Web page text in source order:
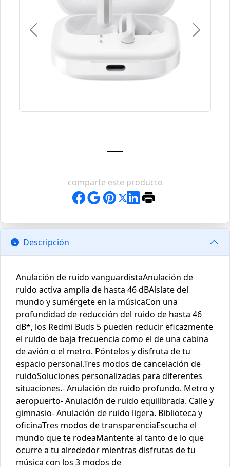
Previous Next
comparte este producto
Descripción
Anulación de ruido vanguardistaAnulación de
ruido activa amplia de hasta 46 dBAíslate del
mundo y sumérgete en la músicaCon una
profundidad de reducción del ruido de hasta 46
dB*, los Redmi Buds 5 pueden reducir eficazmente
el ruido de baja frecuencia como el de una cabina
de avión o el metro. Póntelos y disfruta de tu
espacio personal.Tres modos de cancelación de
ruidoSoluciones personalizadas para diferentes
situaciones.- Anulación de ruido profundo. Metro y
aeropuerto- Anulación de ruido equilibrada. Calle y
gimnasio- Anulación de ruido ligera. Biblioteca y
oficinaTres modos de transparenciaEscucha el
mundo que te rodeaMantente al tanto de lo que
ocurre a tu alrededor mientras disfrutas de tu
música con los 3 modos de